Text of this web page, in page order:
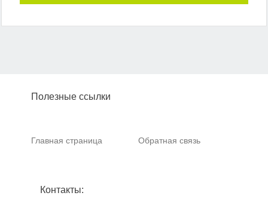
Полезные ссылки
Главная страница Обратная связь
Контакты: